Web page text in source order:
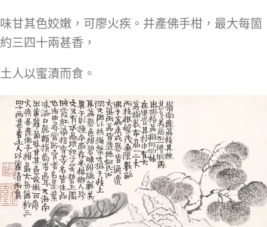
味甘其色姣嫩，可廖火疾。并產佛手柑，最大每箇
約三四十兩甚香，
土人以蜜漬而食。